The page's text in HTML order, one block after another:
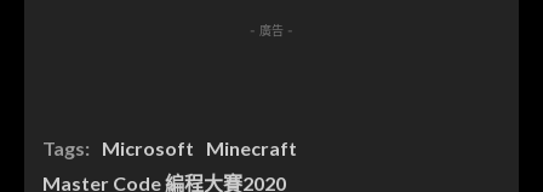
- 廣告 -
Tags: Microsoft
Minecraft
Master Code 編程大賽2020